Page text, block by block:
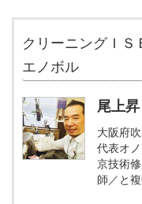
クリーニングＩＳ
エノボル
尾上昇
大阪府
代表オ
京技術
師／と